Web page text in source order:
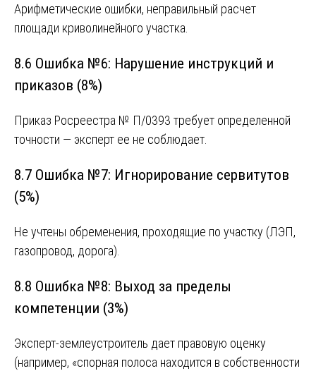
Арифметические ошибки, неправильный расчет
площади криволинейного участка.
8.6 Ошибка №6: Нарушение инструкций и
приказов (8%)
Приказ Росреестра № П/0393 требует определенной
точности — эксперт ее не соблюдает.
8.7 Ошибка №7: Игнорирование сервитутов
(5%)
Не учтены обременения, проходящие по участку (ЛЭП,
газопровод, дорога).
8.8 Ошибка №8: Выход за пределы
компетенции (3%)
Эксперт-землеустроитель дает правовую оценку
(например, «спорная полоса находится в собственности